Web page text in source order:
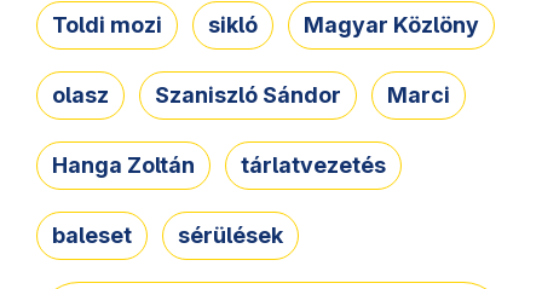
Toldi mozi sikló Magyar Közlöny
olasz Szaniszló Sándor Marci
Hanga Zoltán tárlatvezetés
baleset sérülések